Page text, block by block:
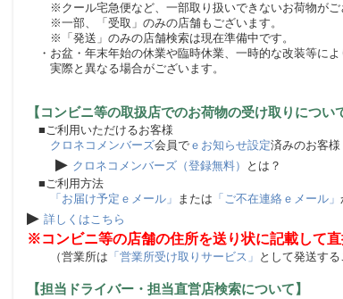
※クール宅急便など、一部取り扱いできないお荷物がご
※一部、「受取」のみの店舗もございます。
※「発送」のみの店舗検索は現在準備中です。
・お盆・年末年始の休業や臨時休業、一時的な改装等に
実際と異なる場合がございます。
【コンビニ等の取扱店でのお荷物の受け取りにつ
■ご利用いただけるお客様
クロネコメンバーズ会員で ｅお知らせ設定済みのお客様
▶ クロネコメンバーズ（登録無料）
とは？
■ご利用方法
「お届け予定ｅメール」 または 「ご不在連絡ｅメール」
▶ 詳しくはこちら
※コンビニ等の店舗の住所を送り状に記載して
（営業所は 「営業所受け取りサービス」 として発送する
【担当ドライバー・担当直営店検索について】